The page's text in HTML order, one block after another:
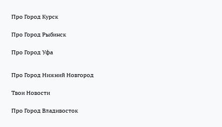
Про Город Курск
Про Город Рыбинск
Про Город Уфа
Про Город Нижний Новгород
Твои Новости
Про Город Владивосток